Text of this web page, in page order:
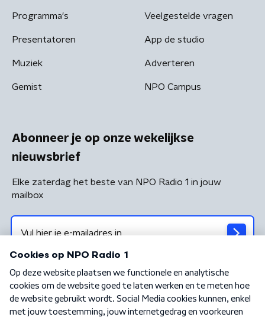
Programma's
Presentatoren
Muziek
Gemist
Veelgestelde vragen
App de studio
Adverteren
NPO Campus
Abonneer je op onze wekelijkse
nieuwsbrief
Elke zaterdag het beste van NPO Radio 1 in jouw
mailbox
Algemene voorwaarden